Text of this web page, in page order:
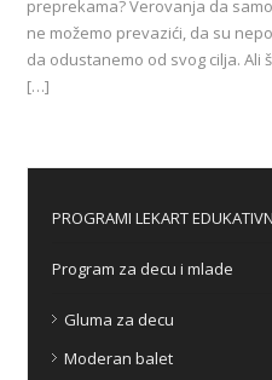
preprekama? Verovanja da
ne možemo prevazići, da su
da odustanemo od svog cilja. Ali
[…]
PROGRAMI LEKART
Program za decu i mlade
Gluma za decu
Moderan balet